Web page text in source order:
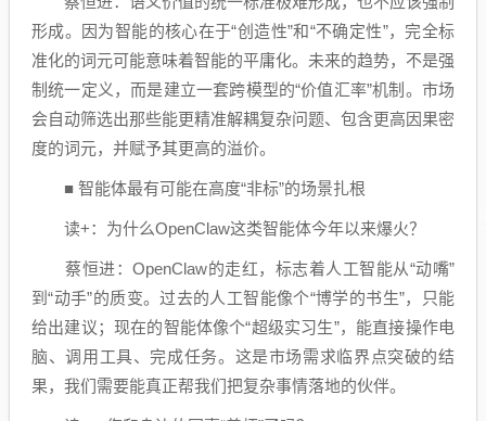
形成。因为智能的核心在于“创造性”和“不确定性”，完全标
准化的词元可能意味着智能的平庸化。未来的趋势，不是强
制统一定义，而是建立一套跨模型的“价值汇率”机制。市场
会自动筛选出那些能更精准解耦复杂问题、包含更高因果密
度的词元，并赋予其更高的溢价。
■ 智能体最有可能在高度“非标”的场景扎根
读+：为什么OpenClaw这类智能体今年以来爆火？
蔡恒进：OpenClaw的走红，标志着人工智能从“动嘴”
到“动手”的质变。过去的人工智能像个“博学的书生”，只能
给出建议；现在的智能体像个“超级实习生”，能直接操作电
脑、调用工具、完成任务。这是市场需求临界点突破的结
果，我们需要能真正帮我们把复杂事情落地的伙伴。